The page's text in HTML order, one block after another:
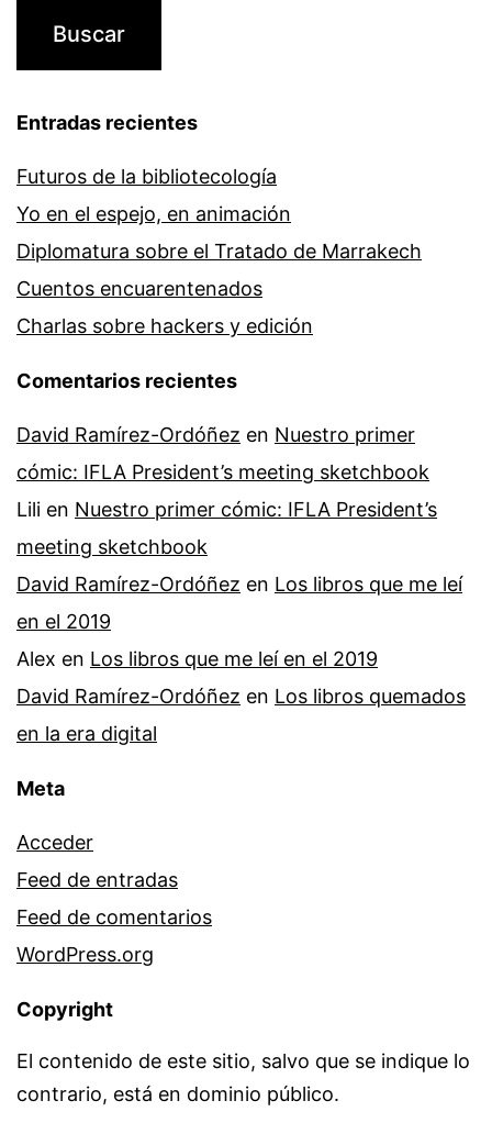
Entradas recientes
Futuros de la bibliotecología
Yo en el espejo, en animación
Diplomatura sobre el Tratado de Marrakech
Cuentos encuarentenados
Charlas sobre hackers y edición
Comentarios recientes
David Ramírez-Ordóñez en Nuestro primer
cómic: IFLA President’s meeting sketchbook
Lili en Nuestro primer cómic: IFLA President’s
meeting sketchbook
David Ramírez-Ordóñez en Los libros que me leí
en el 2019
Alex en Los libros que me leí en el 2019
David Ramírez-Ordóñez en Los libros quemados
en la era digital
Meta
Acceder
Feed de entradas
Feed de comentarios
WordPress.org
Copyright
El contenido de este sitio, salvo que se indique lo
contrario, está en dominio público.